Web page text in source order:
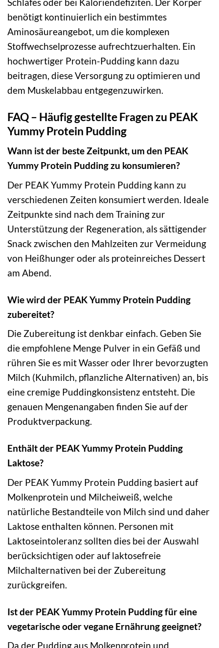
benötigt kontinuierlich ein bestimmtes
Aminosäureangebot, um die komplexen
Stoffwechselprozesse aufrechtzuerhalten. Ein
hochwertiger Protein-Pudding kann dazu
beitragen, diese Versorgung zu optimieren und
dem Muskelabbau entgegenzuwirken.
FAQ – Häufig gestellte Fragen zu PEAK
Yummy Protein Pudding
Wann ist der beste Zeitpunkt, um den PEAK
Yummy Protein Pudding zu konsumieren?
Der PEAK Yummy Protein Pudding kann zu
verschiedenen Zeiten konsumiert werden. Ideale
Zeitpunkte sind nach dem Training zur
Unterstützung der Regeneration, als sättigender
Snack zwischen den Mahlzeiten zur Vermeidung
von Heißhunger oder als proteinreiches Dessert
am Abend.
Wie wird der PEAK Yummy Protein Pudding
zubereitet?
Die Zubereitung ist denkbar einfach. Geben Sie
die empfohlene Menge Pulver in ein Gefäß und
rühren Sie es mit Wasser oder Ihrer bevorzugten
Milch (Kuhmilch, pflanzliche Alternativen) an, bis
eine cremige Puddingkonsistenz entsteht. Die
genauen Mengenangaben finden Sie auf der
Produktverpackung.
Enthält der PEAK Yummy Protein Pudding
Laktose?
Der PEAK Yummy Protein Pudding basiert auf
Molkenprotein und Milcheiweiß, welche
natürliche Bestandteile von Milch sind und daher
Laktose enthalten können. Personen mit
Laktoseintoleranz sollten dies bei der Auswahl
berücksichtigen oder auf laktosefreie
Milchalternativen bei der Zubereitung
zurückgreifen.
Ist der PEAK Yummy Protein Pudding für eine
vegetarische oder vegane Ernährung geeignet?
Da der Pudding aus Molkenprotein und